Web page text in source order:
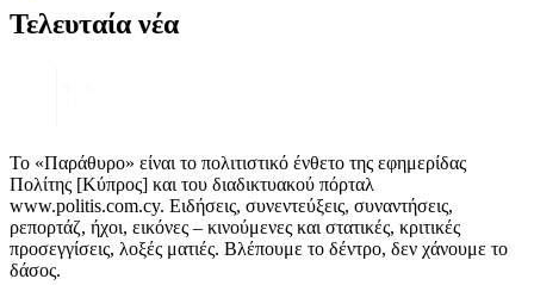
Τελευταία νέα
Το «Παράθυρο» είναι το πολιτιστικό ένθετο της εφημερίδας
Πολίτης [Κύπρος] και του διαδικτυακού πόρταλ
www.politis.com.cy. Ειδήσεις, συνεντεύξεις, συναντήσεις,
ρεπορτάζ, ήχοι, εικόνες – κινούμενες και στατικές, κριτικές
προσεγγίσεις, λοξές ματιές. Βλέπουμε το δέντρο, δεν χάνουμε το
δάσος.